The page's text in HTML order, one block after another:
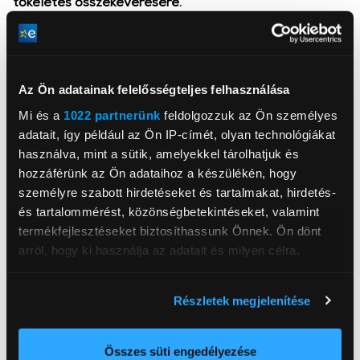
Az Ön adatainak felelősségteljes felhasználása
Mi és a 1022 partnerünk feldolgozzuk az Ön személyes
adatait, így például az Ön IP-címét, olyan technológiákat
használva, mint a sütik, amelyekkel tárolhatjuk és
hozzáférünk az Ön adataihoz a készülékén, hogy
személyre szabott hirdetéseket és tartalmakat, hirdetés-
és tartalommérést, közönségbetekintéseket, valamint
termékfejlesztéseket biztosíthassunk Önnek. Ön dönt
arról, hogy ki használja az adatait és milyen célra.
elhelyezkedéséről pár méteres pontossággal
Az Ön készülékén beazonosítása annak konkrét
Részletek megjelenítése
Összes süti engedélyezése
www.bsh-group.com
A tökéletes eredmény érdekében az összetevőket
bolygók keringenek a nap körül. Így elérik a tál oldalát,
alját és közepét is, tökéletesen összekeverve a
hozzávalókat.